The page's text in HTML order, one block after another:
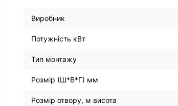
Виробник
Потужність кВт
Тип монтажу
Розмір (Ш*В*Г) мм
Розмір отвору, м висота